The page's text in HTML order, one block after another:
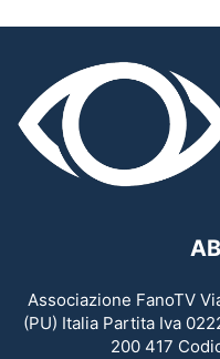
Associazione FanoTV
(PU) Italia Partita Iva
200 417